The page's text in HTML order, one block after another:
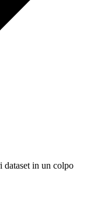
dataset in un colpo